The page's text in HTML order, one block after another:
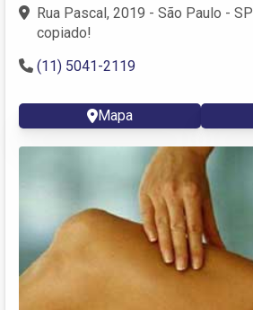
Rua Pascal, 2019 - São Paulo - SP
copiado!
(11) 5041-2119
Mapa